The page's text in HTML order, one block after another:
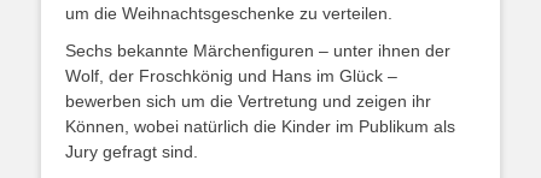
um die Weihnachtsgeschenke zu verteilen.
Sechs bekannte Märchenfiguren – unter ihnen der
Wolf, der Froschkönig und Hans im Glück –
bewerben sich um die Vertretung und zeigen ihr
Können, wobei natürlich die Kinder im Publikum als
Jury gefragt sind.